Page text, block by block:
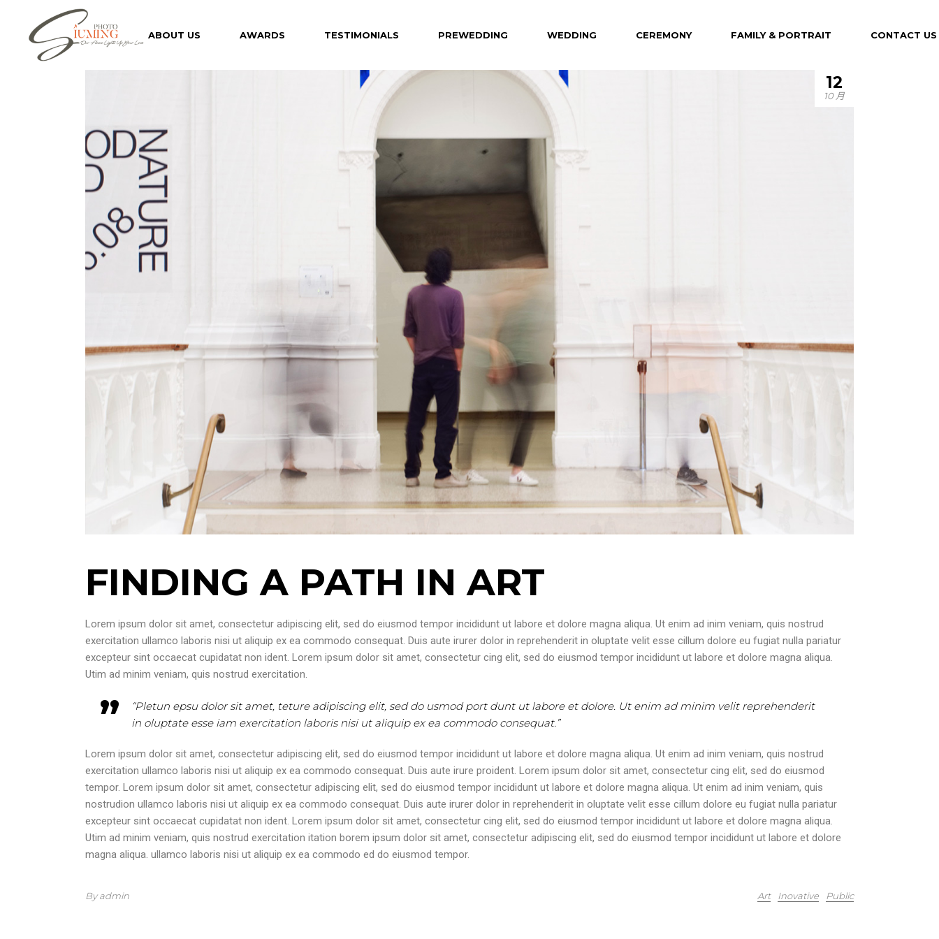
ABOUT US AWARDS TESTIMONIALS PREWEDDING WEDDING
Private Venue
CEREMONY FAMILY & PORTRAIT CONTACT US
12
10 月
FINDING A PATH IN ART
Lorem ipsum dolor sit amet, consectetur adipiscing elit, sed do eiusmod tempor incididunt ut labore et dolore magna aliqua. Ut enim ad inim veniam, quis nostrud
exercitation ullamco laboris nisi ut aliquip ex ea commodo consequat. Duis aute irurer dolor in reprehenderit in oluptate velit esse cillum dolore eu fugiat nulla pariatur
excepteur sint occaecat cupidatat non ident. Lorem ipsum dolor sit amet, consectetur cing elit, sed do eiusmod tempor incididunt ut labore et dolore magna aliqua.
Utim ad minim veniam, quis nostrud exercitation.
“Pletun epsu dolor sit amet, teture adipiscing elit, sed do usmod port dunt ut labore et dolore. Ut enim ad minim velit reprehenderit
in oluptate esse iam exercitation laboris nisi ut aliquip ex ea commodo consequat.”
Lorem ipsum dolor sit amet, consectetur adipiscing elit, sed do eiusmod tempor incididunt ut labore et dolore magna aliqua. Ut enim ad inim veniam, quis nostrud
exercitation ullamco laboris nisi ut aliquip ex ea commodo consequat. Duis aute irure proident. Lorem ipsum dolor sit amet, consectetur cing elit, sed do eiusmod
tempor. Lorem ipsum dolor sit amet, consectetur adipiscing elit, sed do eiusmod tempor incididunt ut labore et dolore magna aliqua. Ut enim ad inim veniam, quis
nostrudion ullamco laboris nisi ut aliquip ex ea commodo consequat. Duis aute irurer dolor in reprehenderit in oluptate velit esse cillum dolore eu fugiat nulla pariatur
excepteur sint occaecat cupidatat non ident. Lorem ipsum dolor sit amet, consectetur cing elit, sed do eiusmod tempor incididunt ut labore et dolore magna aliqua.
Utim ad minim veniam, quis nostrud exercitation itation borem ipsum dolor sit amet, consectetur adipiscing elit, sed do eiusmod tempor incididunt ut labore et dolore
magna aliqua. ullamco laboris nisi ut aliquip ex ea commodo ed do eiusmod tempor.
By admin Art Inovative Public